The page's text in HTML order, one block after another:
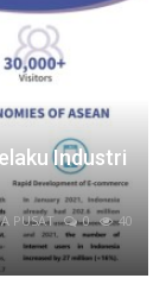
Industri
PUSAT 0
40